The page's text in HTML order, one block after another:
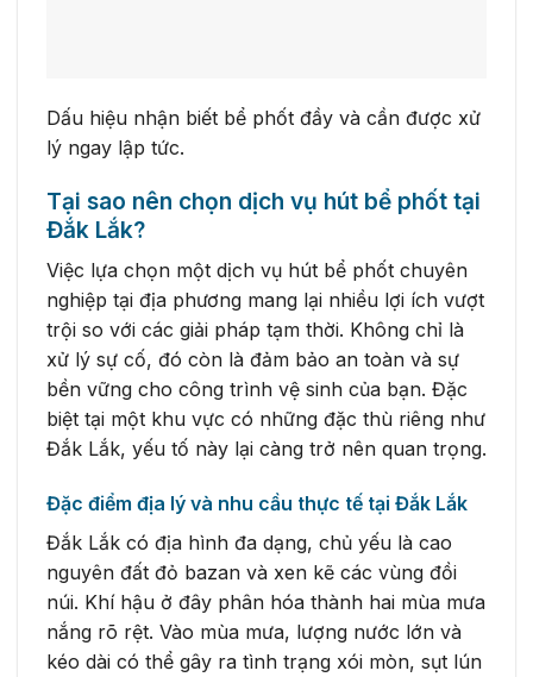
Dấu hiệu nhận biết bể phốt đầy và cần được xử
lý ngay lập tức.
Tại sao nên chọn dịch vụ hút bể phốt tại
Đắk Lắk?
Việc lựa chọn một dịch vụ hút bể phốt chuyên
nghiệp tại địa phương mang lại nhiều lợi ích vượt
trội so với các giải pháp tạm thời. Không chỉ là
xử lý sự cố, đó còn là đảm bảo an toàn và sự
bền vững cho công trình vệ sinh của bạn. Đặc
biệt tại một khu vực có những đặc thù riêng như
Đắk Lắk, yếu tố này lại càng trở nên quan trọng.
Đặc điểm địa lý và nhu cầu thực tế tại Đắk Lắk
Đắk Lắk có địa hình đa dạng, chủ yếu là cao
nguyên đất đỏ bazan và xen kẽ các vùng đồi
núi. Khí hậu ở đây phân hóa thành hai mùa mưa
nắng rõ rệt. Vào mùa mưa, lượng nước lớn và
kéo dài có thể gây ra tình trạng xói mòn, sụt lún